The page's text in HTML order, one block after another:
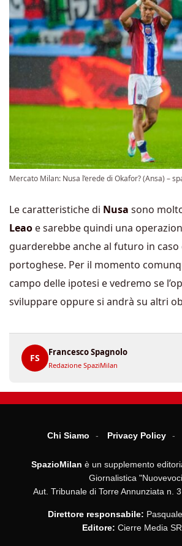
Mercato Milan: Nusa l’erede di Okafor? (Ansa) –
Le caratteristiche di Nusa sono
Leao e sarebbe quindi una
guarderebbe anche al futuro in caso
portoghese. Per il momento
campo delle ipotesi e vedremo se
sviluppare oppure si andrà su altri
FS
Francesco Spagnolo
Redazione SpaziMilan
Chi Siamo Privacy Policy
SpazioMilan è un supplemento
Giornalistica
Aut. Tribunale di Torre Annunziata n.
Direttore responsabile:
Editore: Cierre Media